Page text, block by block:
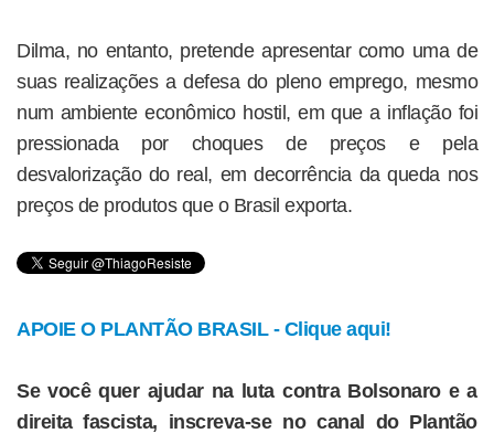
Dilma, no entanto, pretende apresentar como uma de
suas realizações a defesa do pleno emprego, mesmo
num ambiente econômico hostil, em que a inflação foi
pressionada por choques de preços e pela
desvalorização do real, em decorrência da queda nos
preços de produtos que o Brasil exporta.
APOIE O PLANTÃO BRASIL - Clique aqui!
Se você quer ajudar na luta contra Bolsonaro e a
direita fascista, inscreva-se no canal do Plantão